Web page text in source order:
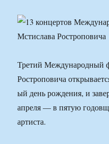
Третий Международный
Ростроповича
ый день рождения, и
апреля — в пятую
артиста.